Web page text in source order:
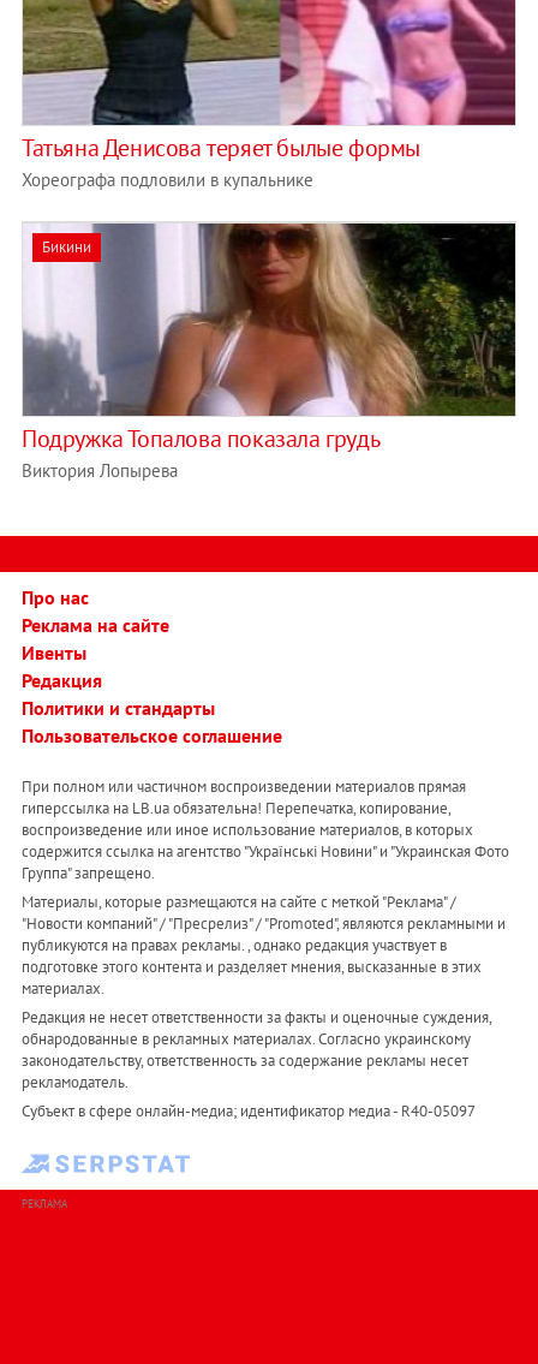
Татьяна Денисова теряет былые формы
Хореографа подловили в купальнике
Бикини
Подружка Топалова показала грудь
Виктория Лопырева
Про нас
Реклама на сайте
Ивенты
Редакция
Политики и стандарты
Пользовательское соглашение
При полном или частичном воспроизведении материалов прямая
гиперссылка на LB.ua обязательна! Перепечатка, копирование,
воспроизведение или иное использование материалов, в которых
содержится ссылка на агентство "Українськi Новини" и "Украинская Фото
Группа" запрещено.
Материалы, которые размещаются на сайте с меткой "Реклама" /
"Новости компаний" / "Пресрелиз" / "Promoted", являются рекламными и
публикуются на правах рекламы. , однако редакция участвует в
подготовке этого контента и разделяет мнения, высказанные в этих
материалах.
Редакция не несет ответственности за факты и оценочные суждения,
обнародованные в рекламных материалах. Согласно украинскому
законодательству, ответственность за содержание рекламы несет
рекламодатель.
Субъект в сфере онлайн-медиа; идентификатор медиа - R40-05097
РЕКЛАМА